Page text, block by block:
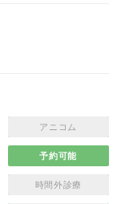
アニコム
予約可能
時間外診療